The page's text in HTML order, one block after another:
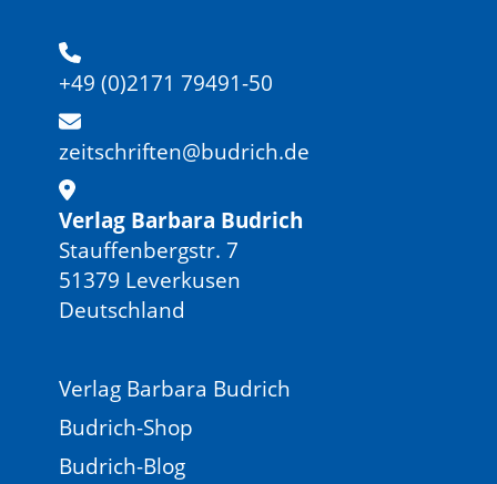
+49 (0)2171 79491-50
zeitschriften@budrich.de
Verlag Barbara Budrich
Stauffenbergstr. 7
51379 Leverkusen
Deutschland
Verlag Barbara Budrich
Budrich-Shop
Budrich-Blog